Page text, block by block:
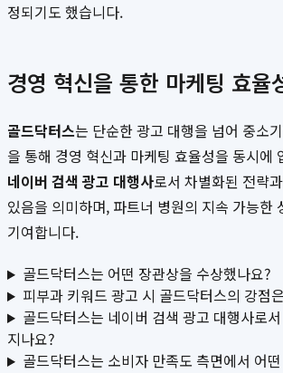
정되기도 했습니다.
경영 혁신을 통한 마케팅 효율
골드닥터스는 단순한 광고 대행을 넘어 중소
을 통해 경영 혁신과 마케팅 효율성을 동시에
네이버 검색 광고 대행사로서 차별화된 전략
있음을 의미하며, 파트너 병원의 지속 가능한
기여합니다.
골드닥터스는 어떤 장관상을 수상했나요?
피부과 키워드 광고 시 골드닥터스의 강점
골드닥터스는 네이버 검색 광고 대행사로
지나요?
골드닥터스는 소비자 만족도 측면에서 어